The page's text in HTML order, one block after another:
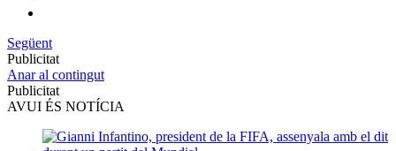
Següent
Publicitat
Anar al contingut
Publicitat
AVUI ÉS NOTÍCIA